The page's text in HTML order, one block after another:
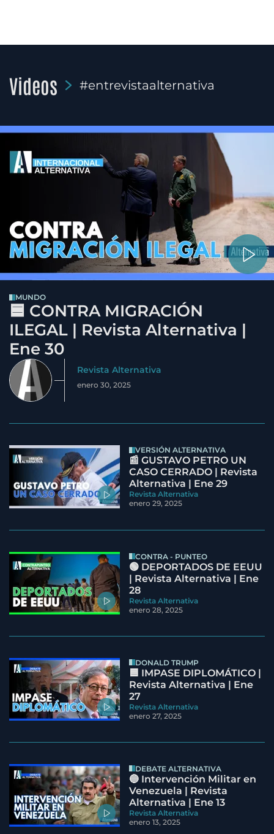
Videos #entrevistaalternativa
MUNDO
🟦 CONTRA MIGRACIÓN
ILEGAL | Revista Alternativa |
Ene 30
Revista Alternativa
enero 30, 2025
VERSIÓN ALTERNATIVA
📰 GUSTAVO PETRO UN
CASO CERRADO | Revista
Alternativa | Ene 29
Revista Alternativa
enero 29, 2025
CONTRA - PUNTEO
🟢 DEPORTADOS DE EEUU
| Revista Alternativa | Ene
28
Revista Alternativa
enero 28, 2025
DONALD TRUMP
🟦 IMPASE DIPLOMÁTICO |
Revista Alternativa | Ene
27
Revista Alternativa
enero 27, 2025
DEBATE ALTERNATIVA
🔵 Intervención Militar en
Venezuela | Revista
Alternativa | Ene 13
Revista Alternativa
enero 13, 2025